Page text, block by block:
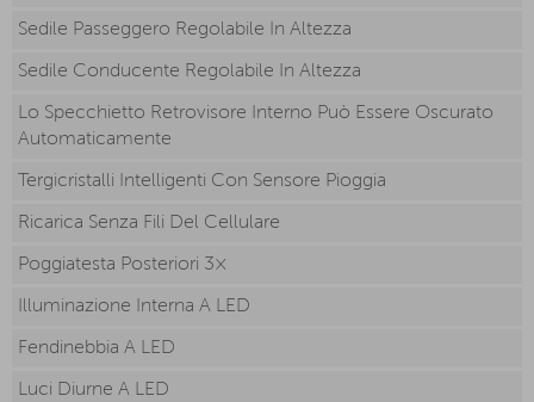
Sedile Passeggero Regolabile In Altezza
Sedile Conducente Regolabile In Altezza
Lo Specchietto Retrovisore Interno Può Essere Oscurato
Automaticamente
Tergicristalli Intelligenti Con Sensore Pioggia
Ricarica Senza Fili Del Cellulare
Poggiatesta Posteriori 3×
Illuminazione Interna A LED
Fendinebbia A LED
Luci Diurne A LED